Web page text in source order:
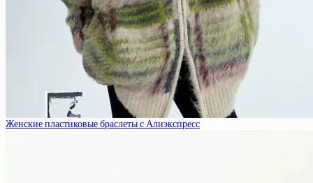
Женские пластиковые браслеты с Алиэкспресс